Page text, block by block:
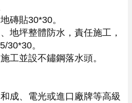
磚貼30*30。
地坪整體防水，責任施工，
30*30。
工並設不鏽鋼落水頭。
成、電光或進口廠牌等高級